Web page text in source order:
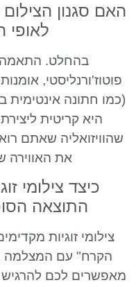
האם סגנון
לאופי
בהחלט. התאמה
פוטוז'ורנליסטי,
(כמו חתונה אינטימית
היא קריטית
שהוויזואליה שאתם
את האווירה
כיצד צילומי
התוצאה
צילומי זוגיות
הקרח" עם המצלמה
מאפשרים לכם להרגיש